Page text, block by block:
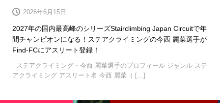
2027年の国内最高峰のシリーズStairclimbing Japan Circuitで年
間チャンピオンになる！ステアクライミングの今西 麗菜選手が
Find-FCにアスリート登録！
2026年6月15日
ステアクライミング・今西 麗菜選手のプロフィール ジャンル ステ
アクライミング アスリート名 今西 麗菜（ […]